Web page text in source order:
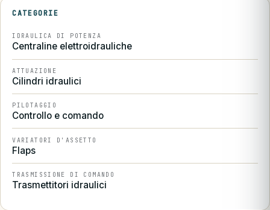
CATEGORIE
IDRAULICA DI POTENZA
Centraline elettroidrauliche
ATTUAZIONE
Cilindri idraulici
PILOTAGGIO
Controllo e comando
VARIATORI D'ASSETTO
Flaps
TRASMISSIONE DI COMANDO
Trasmettitori idraulici